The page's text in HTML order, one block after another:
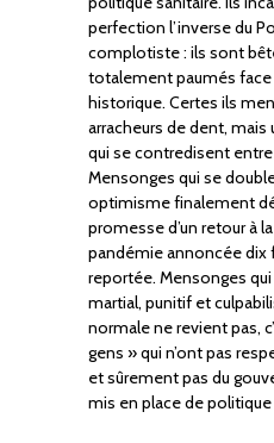
perfection l’inverse du
complotiste : ils sont
totalement paumés face
historique. Certes ils
arracheurs de dent,
qui se contredisent
Mensonges qui se
optimisme finalement
promesse d’un retour à
pandémie annoncée dix
reportée. Mensonges
martial, punitif et
normale ne revient pas,
gens » qui n’ont pas
et sûrement pas du
mis en place de